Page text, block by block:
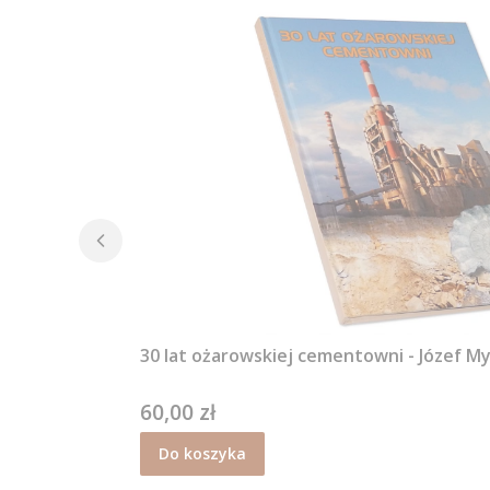
30 lat ożarowskiej cementowni - Józef
Cena
60,00 zł
Do koszyka